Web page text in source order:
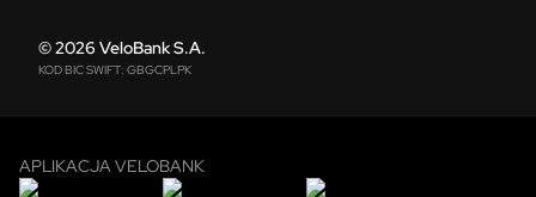
© 2026 VeloBank S.A.
KOD BIC SWIFT: GBGCPLPK
APLIKACJA VELOBANK